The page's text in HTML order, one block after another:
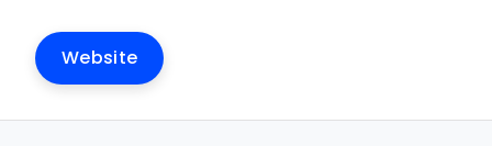
Website